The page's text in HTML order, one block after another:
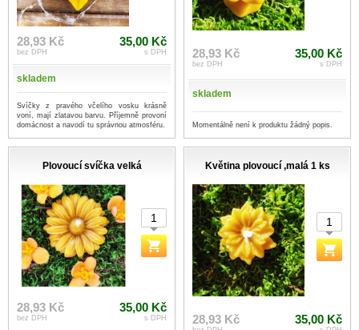
28,93 Kč
bez DPH
35,00 Kč
s DPH
skladem
Svíčky z pravého včelího vosku krásně
voní, mají zlatavou barvu. Příjemně provoní
domácnost a navodí tu správnou atmosféru.
28,93 Kč
bez DPH
35,00 Kč
s DPH
skladem
Momentálně není k produktu žádný popis.
Plovoucí svíčka velká
28,93 Kč
bez DPH
35,00 Kč
s DPH
Květina plovoucí ,malá 1 ks
28,93 Kč 35,00 Kč